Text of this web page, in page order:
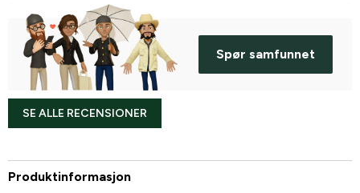
Spør samfunnet
SE ALLE RECENSIONER
Produktinformasjon